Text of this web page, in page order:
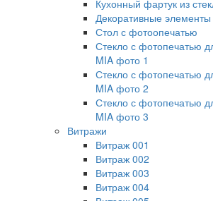
Кухонный фартук из
Декоративные
Стол с фотоопечатью
Стекло с фотопечатью
MIA фото 1
Стекло с фотопечатью
MIA фото 2
Стекло с фотопечатью
MIA фото 3
Витражи
Витраж 001
Витраж 002
Витраж 003
Витраж 004